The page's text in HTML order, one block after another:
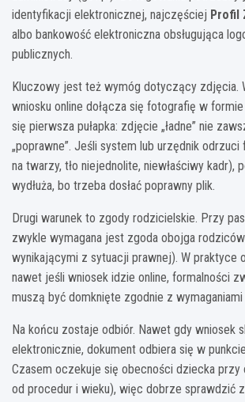
identyfikacji elektronicznej, najczęściej Profil
albo bankowość elektroniczna obsługująca
publicznych.
Kluczowy jest też wymóg dotyczący zdjęcia.
wniosku online dołącza się fotografię w
się pierwsza pułapka: zdjęcie „ładne” nie
„poprawne”. Jeśli system lub urzędnik
na twarzy, tło niejednolite, niewłaściwy kadr),
wydłuża, bo trzeba dosłać poprawny plik.
Drugi warunek to zgody rodzicielskie. Przy
zwykle wymagana jest zgoda obojga
wynikającymi z sytuacji prawnej). W praktyce
nawet jeśli wniosek idzie online, formalności
muszą być domknięte zgodnie z wymaganiami
Na końcu zostaje odbiór. Nawet gdy wniosek
elektronicznie, dokument odbiera się w
Czasem oczekuje się obecności dziecka przy
od procedur i wieku), więc dobrze sprawdzić